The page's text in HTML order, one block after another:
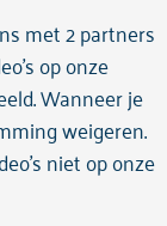
met 2 partners
op onze
Wanneer je
weigeren.
niet op onze